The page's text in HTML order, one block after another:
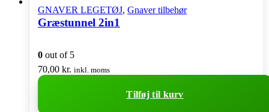
GNAVER LEGETØJ, Gnaver tilbehør
Græstunnel 2in1
0 out of 5
70,00 kr. inkl. moms
Tilføj til kurv